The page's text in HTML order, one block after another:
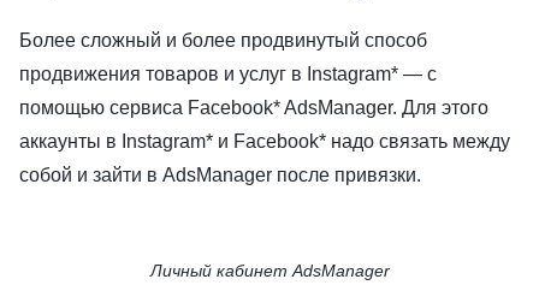
Более сложный и более продвинутый способ
продвижения товаров и услуг в Instagram* — с
помощью сервиса Facebook* AdsManager. Для этого
аккаунты в Instagram* и Facebook* надо связать между
собой и зайти в AdsManager после привязки.
Личный кабинет AdsManager